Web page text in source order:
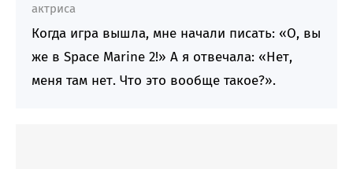
актриса
Когда игра вышла, мне начали писать: «О, вы
же в Space Marine 2!» А я отвечала: «Нет,
меня там нет. Что это вообще такое?».